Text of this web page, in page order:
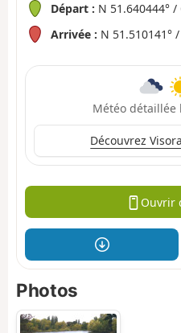
Départ : N 51.640444° /
Arrivée : N 51.510141°
Météo
Découvrez
Ouvrir
Photos